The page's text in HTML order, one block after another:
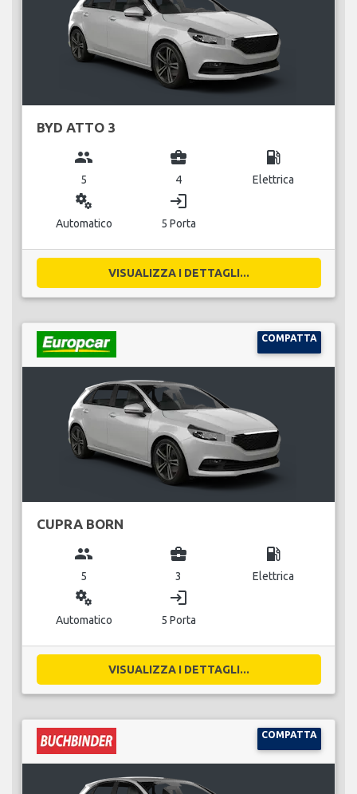
BYD ATTO 3
group
5
business_center
4
local_gas_station
Elettrica
miscellaneous_services
Automatico
login
5 Porta
VISUALIZZA I DETTAGLI...
COMPATTA
CUPRA BORN
group
5
business_center
3
local_gas_station
Elettrica
miscellaneous_services
Automatico
login
5 Porta
VISUALIZZA I DETTAGLI...
COMPATTA